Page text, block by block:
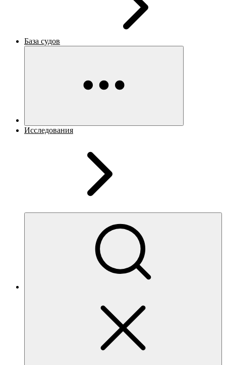
База судов
Исследования